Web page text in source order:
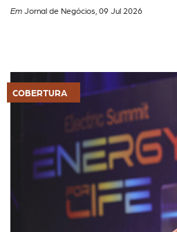
EmJornal de Negócios, 09 Jul 2026
COBERTURA